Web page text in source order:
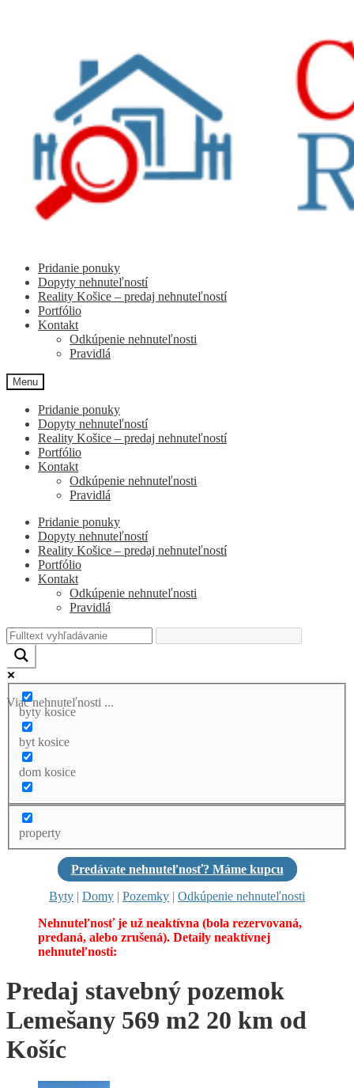
Pridanie ponuky
Dopyty nehnuteľností
Reality Košice – predaj nehnuteľností
Portfólio
Kontakt
Odkúpenie nehnuteľnosti
Pravidlá
Menu
Pridanie ponuky
Dopyty nehnuteľností
Reality Košice – predaj nehnuteľností
Portfólio
Kontakt
Odkúpenie nehnuteľnosti
Pravidlá
Pridanie ponuky
Dopyty nehnuteľností
Reality Košice – predaj nehnuteľností
Portfólio
Kontakt
Odkúpenie nehnuteľnosti
Pravidlá
Viac nehnuteľnosti ...
byty kosice
byt kosice
dom kosice
property
Predávate nehnuteľnosť? Máme kupcu
Byty | Domy | Pozemky | Odkúpenie nehnuteľnosti
Nehnuteľnosť je už neaktívna (bola rezervovaná,
predaná, alebo zrušená). Detaily neaktívnej
nehnuteľnosti:
Predaj stavebný pozemok
Lemešany 569 m2 20 km od
Košíc